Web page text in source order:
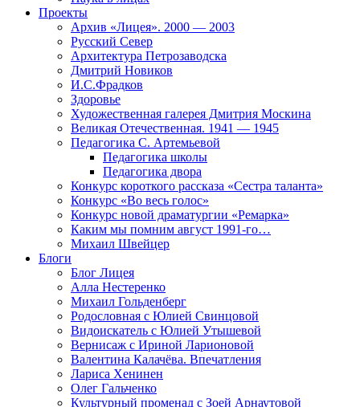
Проекты
Архив «Лицея». 2000 — 2003
Русский Север
Архитектура Петрозаводска
Дмитрий Новиков
И.С.Фрадков
Здоровье
Художественная галерея Дмитрия Москина
Великая Отечественная. 1941 — 1945
Педагогика С. Артемьевой
Педагогика школы
Педагогика двора
Конкурс короткого рассказа «Сестра таланта»
Конкурс «Во весь голос»
Конкурс новой драматургии «Ремарка»
Каким мы помним август 1991-го…
Михаил Швейцер
Блоги
Блог Лицея
Алла Нестеренко
Михаил Гольденберг
Родословная с Юлией Свинцовой
Видоискатель с Юлией Утышевой
Вернисаж с Ириной Ларионовой
Валентина Калачёва. Впечатления
Лариса Хенинен
Олег Гальченко
Культурный променад с Зоей Арнаутовой